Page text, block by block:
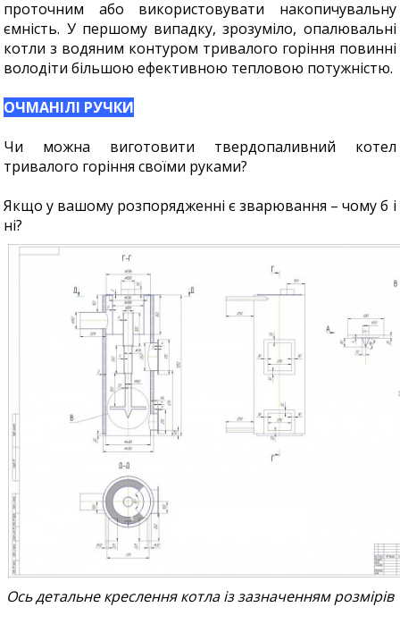
проточним або використовувати накопичувальну
ємність. У першому випадку, зрозуміло, опалювальні
котли з водяним контуром тривалого горіння повинні
володіти більшою ефективною тепловою потужністю.
ОЧМАНІЛІ РУЧКИ
Чи можна виготовити твердопаливний котел
тривалого горіння своїми руками?
Якщо у вашому розпорядженні є зварювання – чому б і
ні?
Ось детальне креслення котла із зазначенням розмірів